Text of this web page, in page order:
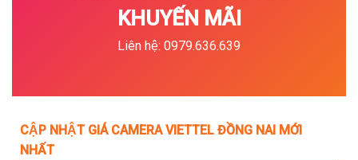
KHUYẾN MÃI
Liên hệ: 0979.636.639
CẬP NHẬT GIÁ CAMERA VIETTEL ĐỒNG NAI MỚI
NHẤT